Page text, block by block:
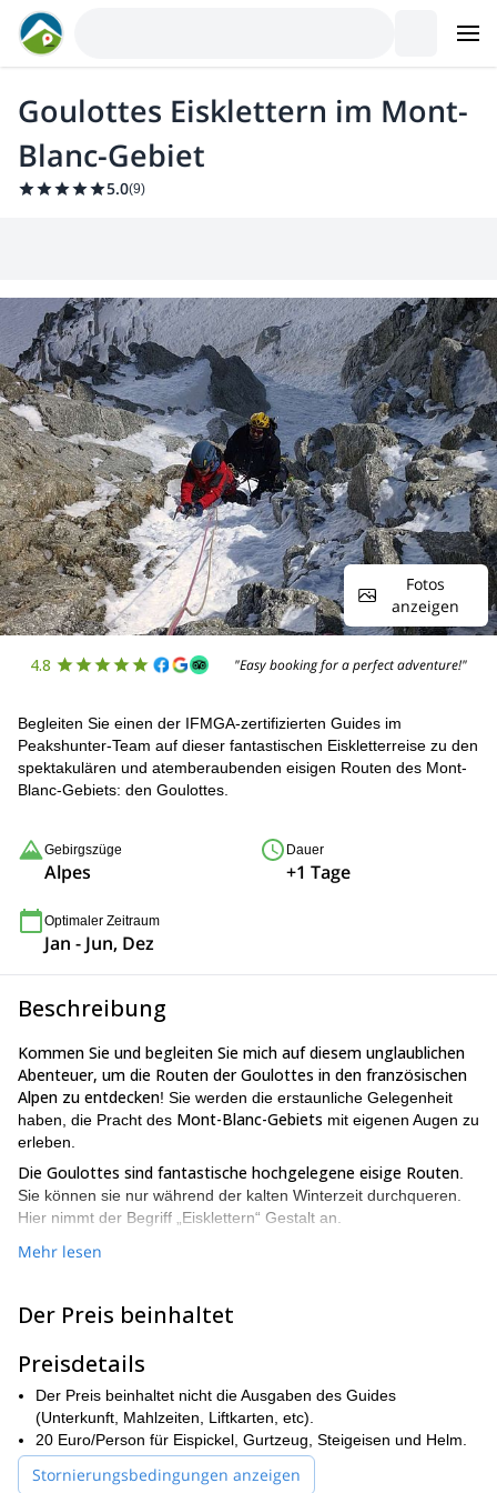
Goulottes Eisklettern im Mont-
Blanc-Gebiet
5.0(9)
Fotos
anzeigen
4.8 "Easy booking for a perfect adventure!"
Begleiten Sie einen der IFMGA-zertifizierten Guides im
Peakshunter-Team auf dieser fantastischen Eiskletterreise zu den
spektakulären und atemberaubenden eisigen Routen des Mont-
Blanc-Gebiets: den Goulottes.
Gebirgszüge
Alpes
Dauer
+1 Tage
Optimaler Zeitraum
Jan - Jun, Dez
Beschreibung
Kommen Sie und begleiten Sie mich auf diesem unglaublichen
Abenteuer, um die Routen der Goulottes in den französischen
Alpen zu entdecken! Sie werden die erstaunliche Gelegenheit
haben, die Pracht des Mont-Blanc-Gebiets mit eigenen Augen zu
erleben.
Die Goulottes sind fantastische hochgelegene eisige Routen
Sie können sie nur während der kalten Winterzeit durchqueren.
Hier nimmt der Begriff „Eisklettern“ Gestalt an.
Machen Sie sich bereit, Frieden, Stille, Einsamkeit zu erleben. Am
Sie nach dem Abenteuer vollkommen zufrieden und gesättigt
Sie können die Dauer der Eiskletterreise wählen, entweder 1
oder 2 Tage . Außerdem können Sie einige spektakuläre Routen
auswählen, die Sie erklimmen möchten:
Im Mont Blanc du Tacul: Cheré, Lafaille, Valeria, Modica
Noury und Gabarrou/Albinoni
Mehr lesen
Der Preis beinhaltet
Preisdetails
Der Preis beinhaltet nicht die Ausgaben des Guides
(Unterkunft, Mahlzeiten, Liftkarten, etc).
20 Euro/Person für Eispickel, Gurtzeug, Steigeisen und Helm.
Stornierungsbedingungen anzeigen